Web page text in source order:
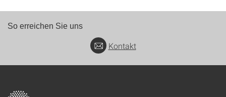
So erreichen Sie uns
Kontakt